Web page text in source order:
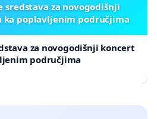
sredstava za novogodišnji
ka poplavljenim područjima
za novogodišnji koncert
područjima